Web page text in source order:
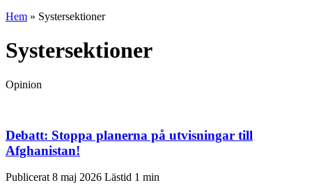
Hem » Systersektioner
Systersektioner
Opinion
Debatt: Stoppa planerna på utvisningar till
Afghanistan!
Publicerat 8 maj 2026